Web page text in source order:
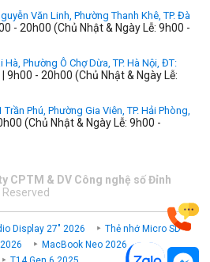
Văn Linh, Phường Thanh Khê, TP. Đà
- 20h00 (Chủ Nhật & Ngày Lễ: 9h00 -
Hà, Phường Ô Chợ Dừa, TP. Hà Nội, ĐT:
| 9h00 - 20h00 (Chủ Nhật & Ngày Lễ:
Trần Phú, Phường Gia Viên, TP. Hải Phòng,
(Chủ Nhật & Ngày Lễ: 9h00 -
CPTM & DV Công nghệ số Đỉnh
Display 27" 2026
Thẻ nhớ Micro SD
MacBook Neo 2026